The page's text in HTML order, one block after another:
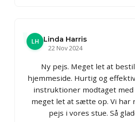
LH
Linda Harris
22 Nov 2024
Ny pejs. Meget let at
hjemmeside. Hurtig og
instruktioner modtaget
meget let at sætte op. Vi har
pejs i vores stue. Så